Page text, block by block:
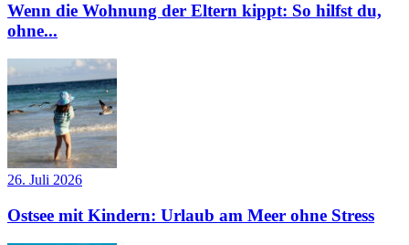
Wenn die Wohnung der Eltern kippt: So hilfst du,
ohne...
26. Juli 2026
Ostsee mit Kindern: Urlaub am Meer ohne Stress